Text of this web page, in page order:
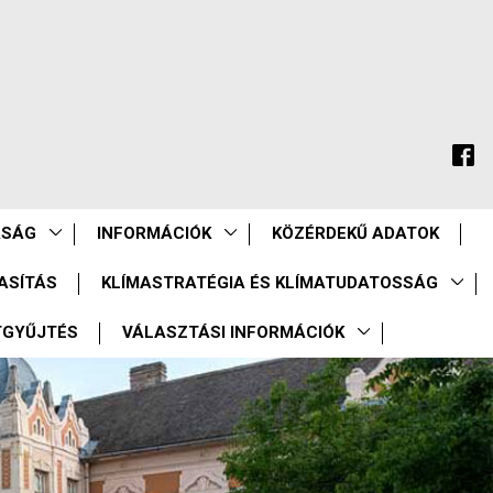
INFORMÁCIÓK KÖZÉRDEKŰ ADATOK
KLÍMASTRATÉGIA ÉS KLÍMATUDATOSSÁG
VÁLASZTÁSI INFORMÁCIÓK